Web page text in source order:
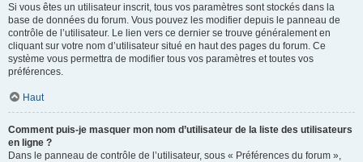
Si vous êtes un utilisateur inscrit, tous vos paramètres sont stockés dans la
base de données du forum. Vous pouvez les modifier depuis le panneau de
contrôle de l’utilisateur. Le lien vers ce dernier se trouve généralement en
cliquant sur votre nom d’utilisateur situé en haut des pages du forum. Ce
système vous permettra de modifier tous vos paramètres et toutes vos
préférences.
Haut
Comment puis-je masquer mon nom d’utilisateur de la liste des utilisateurs
en ligne ?
Dans le panneau de contrôle de l’utilisateur, sous « Préférences du forum »,